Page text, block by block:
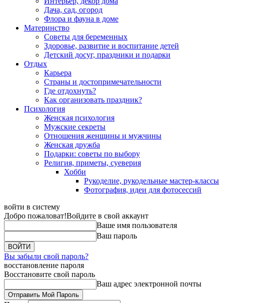
Дача, сад, огород
Флора и фауна в доме
Материнство
Советы для беременных
Здоровье, развитие и воспитание детей
Детский досуг, праздники и подарки
Отдых
Карьера
Страны и достопримечательности
Где отдохнуть?
Как организовать праздник?
Психология
Женская психология
Мужские секреты
Отношения женщины и мужчины
Женская дружба
Подарки: советы по выбору
Религия, приметы, суеверия
Хобби
Рукоделие, рукодельные мастер-классы
Фотография, идеи для фотосессий
войти в систему
Добро пожаловат!Войдите в свой аккаунт
Ваше имя пользователя
Ваш пароль
Вы забыли свой пароль?
восстановление пароля
Восстановите свой пароль
Ваш адрес электронной почты